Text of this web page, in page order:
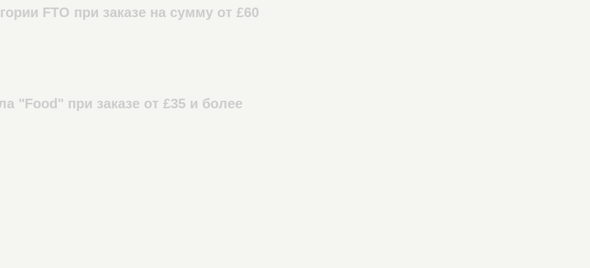
FTO при заказе на сумму от £60
"Food" при заказе от £35 и более